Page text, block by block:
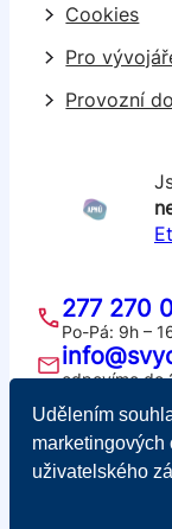
Cookies
Pro
Provozní
277 270
Po-Pá: 9h –
odpovíme do
Školská 689/
IČ:
Udělením
marketingových
uživatelského